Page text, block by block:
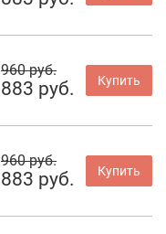
960 руб.
883 руб. Купить
960 руб.
883 руб. Купить